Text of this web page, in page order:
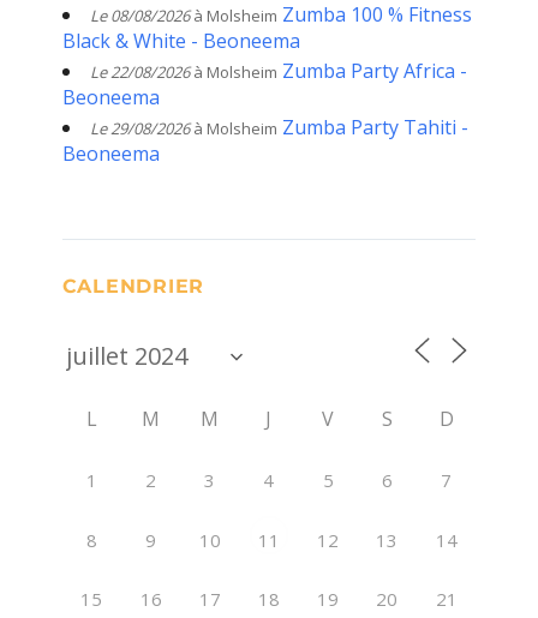
Le 08/08/2026à Molsheim Zumba 100 % Fitness
Black & White - Beoneema
Le 22/08/2026à Molsheim Zumba Party Africa -
Beoneema
Le 29/08/2026à Molsheim Zumba Party Tahiti -
Beoneema
CALENDRIER
L M M J V S D
1 2 3 4 5 6 7
8 9 10 11 12 13 14
15 16 17 18 19 20 21